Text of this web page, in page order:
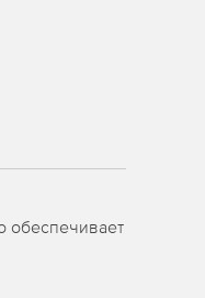
обеспечивает